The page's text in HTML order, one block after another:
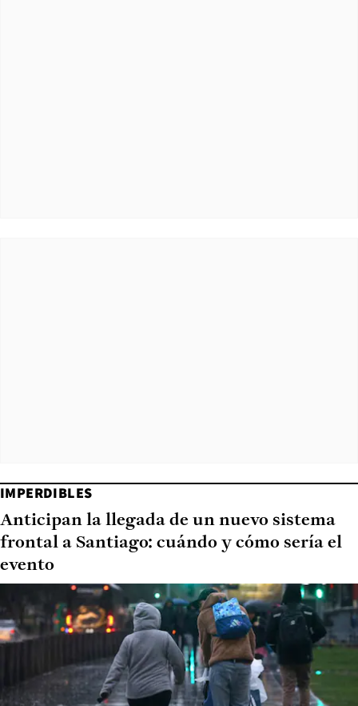
IMPERDIBLES
Anticipan la llegada de un nuevo sistema
frontal a Santiago: cuándo y cómo sería el
evento